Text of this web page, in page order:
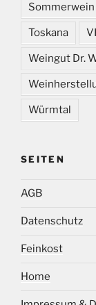
Sommerwein
Toskana
Weingut Dr.
Würmtal
SEITEN
AGB
Datenschutz
Feinkost
Home